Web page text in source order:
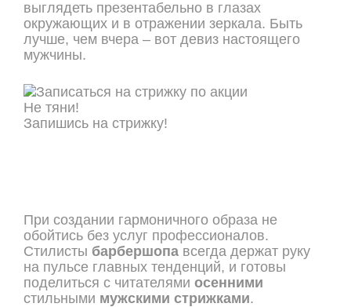
выглядеть презентабельно в глазах
окружающих и в отражении зеркала. Быть
лучше, чем вчера – вот девиз настоящего
мужчины.
Не тяни!
Запишись на стрижку!
При создании гармоничного образа не
обойтись без услуг профессионалов.
Стилисты барбершопа всегда держат руку
на пульсе главных тенденций, и готовы
поделиться с читателями осенними
стильными мужскими стрижками.